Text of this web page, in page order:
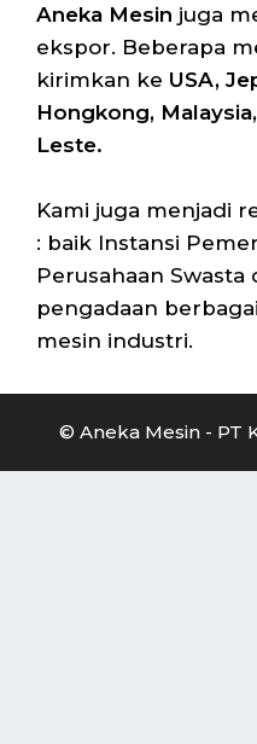
Aneka Mesin juga
ekspor. Beberapa
kirimkan ke USA,
Hongkong,
Leste.
Kami juga menjadi
: baik Instansi
Perusahaan
pengadaan
mesin industri.
© Aneka Mesin - PT